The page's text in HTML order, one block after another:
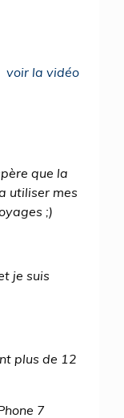
voir la vidéo
que la
utiliser mes
;)
je suis
plus de 12
7